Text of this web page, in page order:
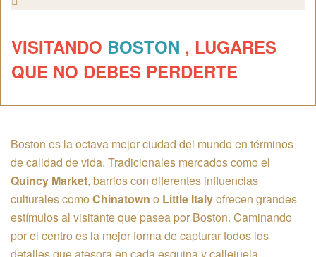
VISITANDO BOSTON , LUGARES
QUE NO DEBES PERDERTE
Boston es la octava mejor ciudad del mundo en términos
de calidad de vida. Tradicionales mercados como el
Quincy Market, barrios con diferentes influencias
culturales como Chinatown o Little Italyofrecen grandes
estímulos al visitante que pasea por Boston. Caminando
por el centro es la mejor forma de capturar todos los